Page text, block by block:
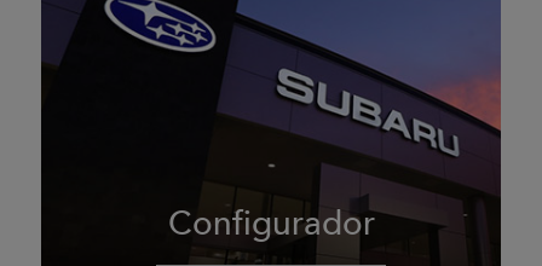
Configurador